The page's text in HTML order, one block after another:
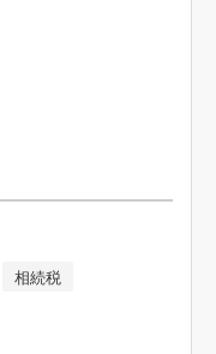
相続税